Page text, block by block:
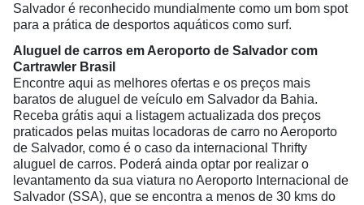
Salvador é reconhecido mundialmente como um bom spot
para a prática de desportos aquáticos como surf.
Aluguel de carros em Aeroporto de Salvador com
Cartrawler Brasil
Encontre aqui as melhores ofertas e os preços mais
baratos de aluguel de veículo em Salvador da Bahia.
Receba grátis aqui a listagem actualizada dos preços
praticados pelas muitas locadoras de carro no Aeroporto
de Salvador, como é o caso da internacional Thrifty
aluguel de carros. Poderá ainda optar por realizar o
levantamento da sua viatura no Aeroporto Internacional de
Salvador (SSA), que se encontra a menos de 30 kms do